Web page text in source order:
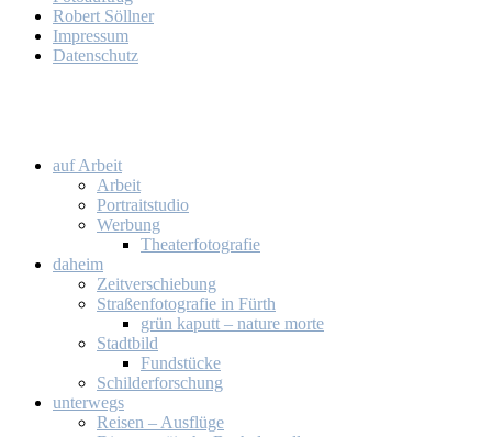
Ro­bert Söll­ner
Im­pres­sum
Da­ten­schutz
auf Ar­beit
Ar­beit
Por­trait­stu­dio
Wer­bung
Thea­ter­fo­to­gra­fie
da­heim
Zeit­ver­schie­bung
Stra­ßen­fo­to­gra­fie in Fürth
grün ka­putt – na­tu­re mor­te
Stadt­bild
Fund­stü­cke
Schil­der­for­schung
un­ter­wegs
Rei­sen – Aus­flü­ge